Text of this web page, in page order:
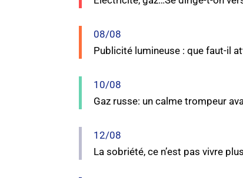
08/08
Publicité lumineuse : que faut-il
10/08
Gaz russe: un calme trompeur
12/08
La sobriété, ce n’est pas vivre